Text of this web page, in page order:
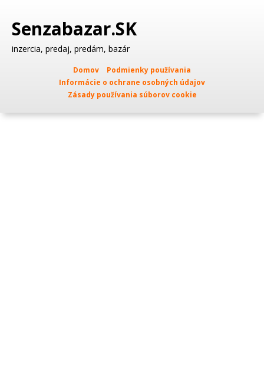
Senzabazar.SK
inzercia, predaj, predám, bazár
Domov
Podmienky používania
Informácie o ochrane osobných údajov
Zásady používania súborov cookie